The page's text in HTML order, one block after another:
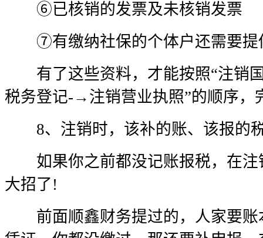
⑥已核销的发票及未核销发票
⑦有缴纳社保的个体户还需要提
有了这些资料，才能按照“注销
税务登记-→注销营业执照”的顺序，
8、注销时，该补的账、该报的
如果你之前都没记账报税，在注
大招了!
前面顺鑫财务提过的，人家要账